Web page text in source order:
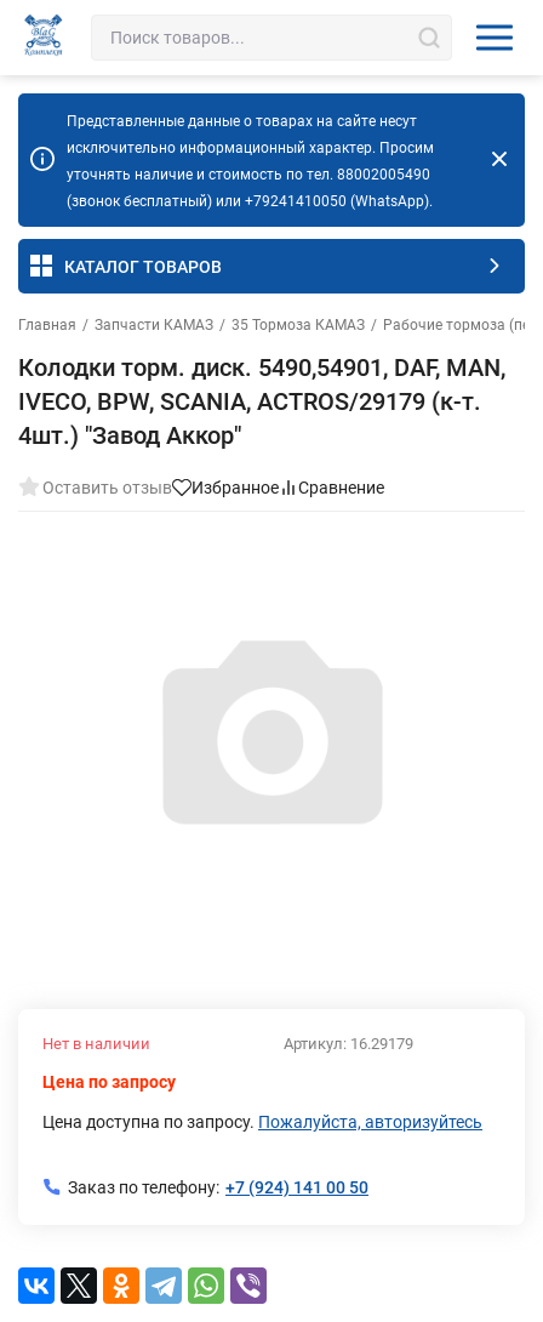
Представленные данные о товарах на сайте несут
исключительно информационный характер. Просим
уточнять наличие и стоимость по тел. 88002005490
(звонок бесплатный) или +79241410050 (WhatsApp).
КАТАЛОГ ТОВАРОВ
Главная / Запчасти КАМАЗ / 35 Тормоза КАМАЗ / Рабочие тормоза
Колодки торм. диск. 5490,54901, DAF, MAN,
IVECO, BPW, SCANIA, ACTROS/29179 (к-т.
4шт.) "Завод Аккор"
Оставить отзыв Избранное Сравнение
Артикул: 16.29179
Нет в наличии
Цена по запросу
Цена доступна по запросу. Пожалуйста, авторизуйтесь
Заказ по телефону: +7 (924) 141 00 50